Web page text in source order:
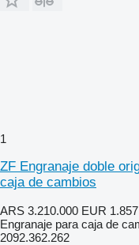
1
ZF Engranaje doble
caja de cambios
ARS 3.210.000 EUR 1.857
Engranaje para caja de
2092.362.262